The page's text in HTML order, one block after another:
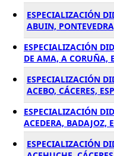
ESPECIALIZACIÓN
ABUIN,
ESPECIALIZACIÓN
DE AMA, A CORUÑA,
ESPECIALIZACIÓN
ACEBO, CÁCERES,
ESPECIALIZACIÓN
ACEDERA, BADAJOZ,
ESPECIALIZACIÓN